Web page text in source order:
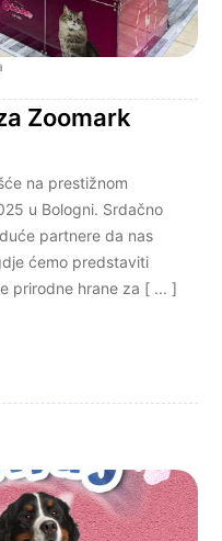
Zoomark
na prestižnom
u Bologni. Srdačno
partnere da nas
ćemo predstaviti
prirodne hrane za [ ... ]